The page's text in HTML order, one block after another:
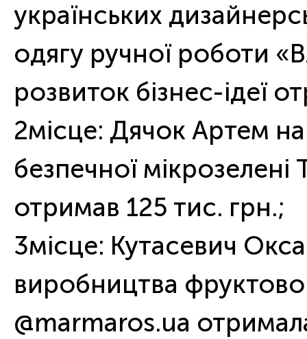
українських
одягу ручної роботи
розвиток бізнес-ідеї
2місце: Дячок Артем
безпечної
отримав 125 тис. грн.;
3місце: Кутасевич
виробництва
@marmaros.ua